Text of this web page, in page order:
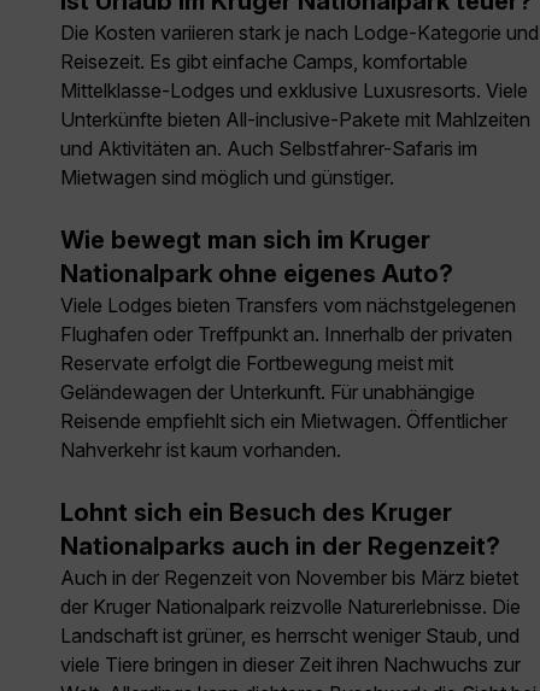
Die Kosten variieren stark je nach Lodge-Kategorie und
Reisezeit. Es gibt einfache Camps, komfortable
Mittelklasse-Lodges und exklusive Luxusresorts. Viele
Unterkünfte bieten All-inclusive-Pakete mit Mahlzeiten
und Aktivitäten an. Auch Selbstfahrer-Safaris im
Mietwagen sind möglich und günstiger.
Wie bewegt man sich im Kruger
Nationalpark ohne eigenes Auto?
Viele Lodges bieten Transfers vom nächstgelegenen
Flughafen oder Treffpunkt an. Innerhalb der privaten
Reservate erfolgt die Fortbewegung meist mit
Geländewagen der Unterkunft. Für unabhängige
Reisende empfiehlt sich ein Mietwagen. Öffentlicher
Nahverkehr ist kaum vorhanden.
Lohnt sich ein Besuch des Kruger
Nationalparks auch in der Regenzeit?
Auch in der Regenzeit von November bis März bietet
der Kruger Nationalpark reizvolle Naturerlebnisse. Die
Landschaft ist grüner, es herrscht weniger Staub, und
viele Tiere bringen in dieser Zeit ihren Nachwuchs zur